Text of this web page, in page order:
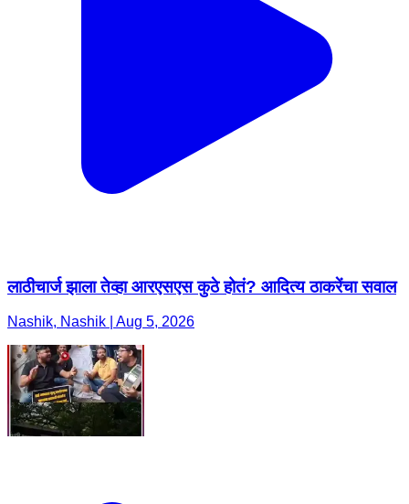
लाठीचार्ज झाला तेव्हा आरएसएस कुठे होतं? आदित्य ठाकरेंचा सवाल
Nashik, Nashik | Aug 5, 2026